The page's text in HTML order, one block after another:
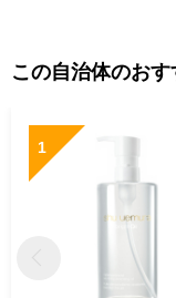
この自治体のお
1